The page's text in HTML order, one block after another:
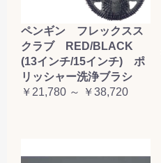
ペンギン フレックスス
クラブ RED/BLACK
(13インチ/15インチ) ポ
リッシャー洗浄ブラシ
￥21,780 ～ ￥38,720